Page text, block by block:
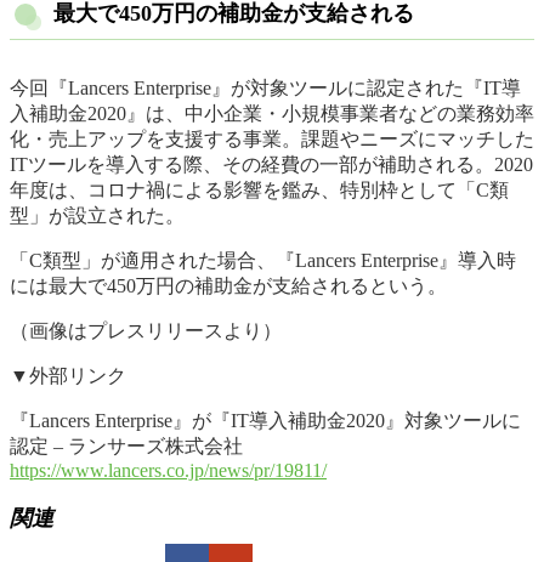
最大で450万円の補助金が支給される
今回『Lancers Enterprise』が対象ツールに認定された『IT導
入補助金2020』は、中小企業・小規模事業者などの業務効率
化・売上アップを支援する事業。課題やニーズにマッチした
ITツールを導入する際、その経費の一部が補助される。2020
年度は、コロナ禍による影響を鑑み、特別枠として「C類
型」が設立された。
「C類型」が適用された場合、『Lancers Enterprise』導入時
には最大で450万円の補助金が支給されるという。
（画像はプレスリリースより）
▼外部リンク
『Lancers Enterprise』が『IT導入補助金2020』対象ツールに
認定 – ランサーズ株式会社
https://www.lancers.co.jp/news/pr/19811/
関連